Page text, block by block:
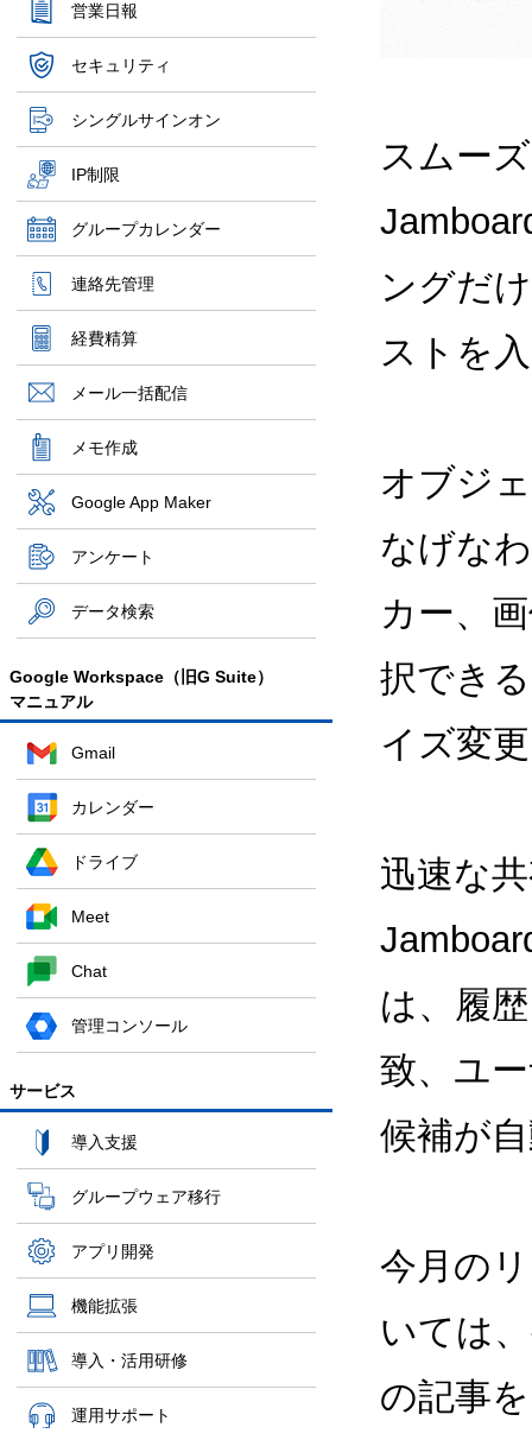
営業日報
セキュリティ
シングルサインオン
IP制限
グループカレンダー
連絡先管理
経費精算
メール一括配信
メモ作成
Google App Maker
アンケート
データ検索
Google Workspace（旧G Suite）
マニュアル
Gmail
カレンダー
ドライブ
Meet
Chat
管理コンソール
サービス
導入支援
グループウェア移行
アプリ開発
機能拡張
導入・活用研修
運用サポート
スムー
ングだ
ストを
オブジ
なげな
カー、
択でき
イズ変
迅速な
は、履
致、ユ
候補が
今月の
いては
の記事